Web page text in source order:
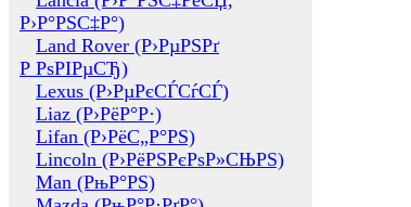
Р›Р°РЅС‡Р°)
Land Rover (Р›РµРЅРґ
Р РѕРІРµСЂ)
Lexus (Р›РµРєСЃСѓСЃ)
Liaz (Р›РёР°Р·)
Lifan (Р›РёС„Р°РЅ)
Lincoln (Р›РёРЅРєРѕР»СЊРЅ)
Man (РњР°РЅ)